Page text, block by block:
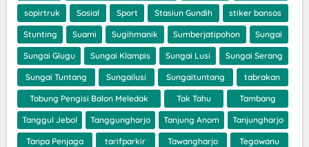
sopirtruk Sosial Sport Stasiun Gundih stiker bansos
Stunting Suami Sugihmanik Sumberjatipohon Sungai
Sungai Glugu Sungai Klampis Sungai Lusi Sungai Serang
Sungai Tuntang Sungailusi Sungaituntang tabrakan
Tabung Pengisi Balon Meledak Tak Tahu Tambang
Tanggul Jebol Tanggungharjo Tanjung Anom Tanjungharjo
Tanpa Penjaga tarifparkir Tawangharjo Tegowanu